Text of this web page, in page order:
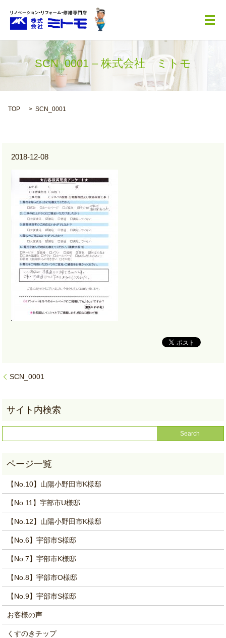
メ
SCN_0001 – 株式会社 ミトモ
TOP SCN_0001
2018-12-08
SCN_0001
【No.10】山陽小野田市K様邸
【No.11】宇部市U様邸
【No.12】山陽小野田市K様邸
【No.6】宇部市S様邸
【No.7】宇部市K様邸
【No.8】宇部市O様邸
【No.9】宇部市S様邸
お客様の声
くすのきチップ